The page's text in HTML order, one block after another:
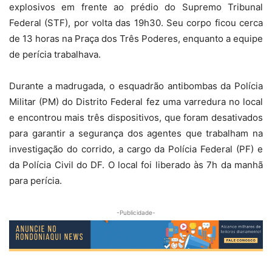
explosivos em frente ao prédio do Supremo Tribunal
Federal (STF), por volta das 19h30. Seu corpo ficou cerca
de 13 horas na Praça dos Três Poderes, enquanto a equipe
de perícia trabalhava.
Durante a madrugada, o esquadrão antibombas da Polícia
Militar (PM) do Distrito Federal fez uma varredura no local
e encontrou mais três dispositivos, que foram desativados
para garantir a segurança dos agentes que trabalham na
investigação do corrido, a cargo da Polícia Federal (PF) e
da Polícia Civil do DF. O local foi liberado às 7h da manhã
para perícia.
-Publicidade-